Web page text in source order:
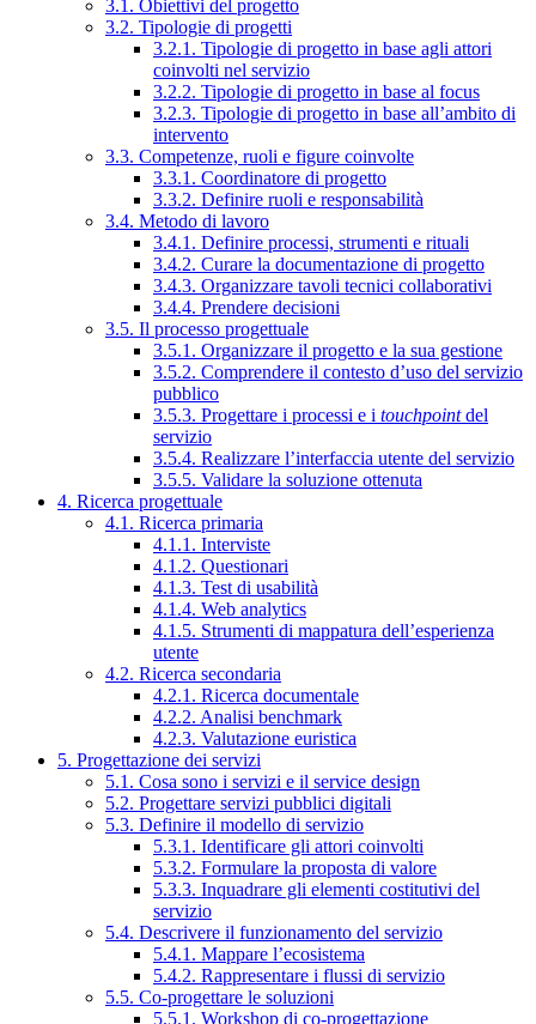
3.1. Obiettivi del progetto
3.2. Tipologie di progetti
3.2.1. Tipologie di progetto in base agli attori
coinvolti nel servizio
3.2.2. Tipologie di progetto in base al focus
3.2.3. Tipologie di progetto in base all’ambito di
intervento
3.3. Competenze, ruoli e figure coinvolte
3.3.1. Coordinatore di progetto
3.3.2. Definire ruoli e responsabilità
3.4. Metodo di lavoro
3.4.1. Definire processi, strumenti e rituali
3.4.2. Curare la documentazione di progetto
3.4.3. Organizzare tavoli tecnici collaborativi
3.4.4. Prendere decisioni
3.5. Il processo progettuale
3.5.1. Organizzare il progetto e la sua gestione
3.5.2. Comprendere il contesto d’uso del servizio
pubblico
3.5.3. Progettare i processi e i touchpointdel
servizio
3.5.4. Realizzare l’interfaccia utente del servizio
3.5.5. Validare la soluzione ottenuta
4. Ricerca progettuale
4.1. Ricerca primaria
4.1.1. Interviste
4.1.2. Questionari
4.1.3. Test di usabilità
4.1.4. Web analytics
4.1.5. Strumenti di mappatura dell’esperienza
utente
4.2. Ricerca secondaria
4.2.1. Ricerca documentale
4.2.2. Analisi benchmark
4.2.3. Valutazione euristica
5. Progettazione dei servizi
5.1. Cosa sono i servizi e il service design
5.2. Progettare servizi pubblici digitali
5.3. Definire il modello di servizio
5.3.1. Identificare gli attori coinvolti
5.3.2. Formulare la proposta di valore
5.3.3. Inquadrare gli elementi costitutivi del
servizio
5.4. Descrivere il funzionamento del servizio
5.4.1. Mappare l’ecosistema
5.4.2. Rappresentare i flussi di servizio
5.5. Co-progettare le soluzioni
5.5.1. Workshop di co-progettazione